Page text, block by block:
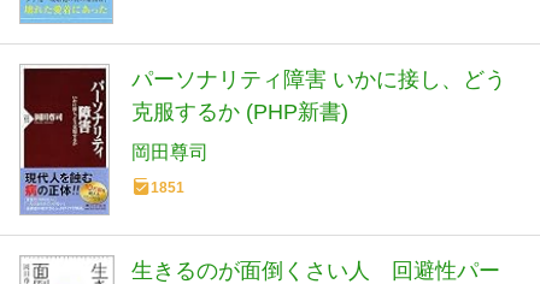
パーソナリティ障害 いかに接し、どう
克服するか (PHP新書)
岡田尊司
1851
生きるのが面倒くさい人 回避性パー